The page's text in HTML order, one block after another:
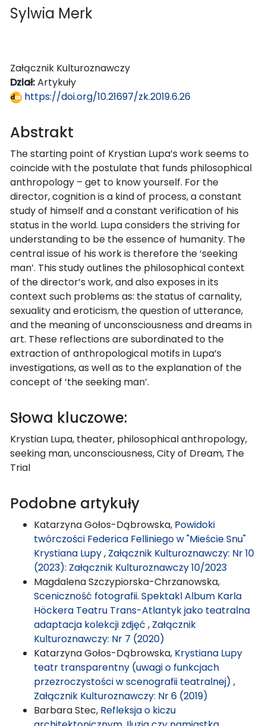
Sylwia Merk
Załącznik Kulturoznawczy
Dział:Artykuły
https://doi.org/10.21697/zk.2019.6.26
Abstrakt
The starting point of Krystian Lupa’s work seems to
coincide with the postulate that funds philosophical
anthropology – get to know yourself. For the
director, cognition is a kind of process, a constant
study of himself and a constant verification of his
status in the world. Lupa considers the striving for
understanding to be the essence of humanity. The
central issue of his work is therefore the ‘seeking
man’. This study outlines the philosophical context
of the director’s work, and also exposes in its
context such problems as: the status of carnality,
sexuality and eroticism, the question of utterance,
and the meaning of unconsciousness and dreams in
art. These reflections are subordinated to the
extraction of anthropological motifs in Lupa’s
investigations, as well as to the explanation of the
concept of ‘the seeking man’.
Słowa kluczowe:
Krystian Lupa, theater, philosophical anthropology,
seeking man, unconsciousness, City of Dream, The
Trial
Podobne artykuły
Katarzyna Gołos-Dąbrowska, Powidoki
twórczości Federica Felliniego w "Mieście Snu"
Krystiana Lupy, Załącznik Kulturoznawczy: Nr 10
(2023): Załącznik Kulturoznawczy 10/2023
Magdalena Szczypiorska-Chrzanowska,
Sceniczność fotografii. Spektakl Album Karla
Höckera Teatru Trans-Atlantyk jako teatralna
adaptacja kolekcji zdjęć , Załącznik
Kulturoznawczy: Nr 7 (2020)
Katarzyna Gołos-Dąbrowska, Krystiana Lupy
teatr transparentny (uwagi o funkcjach
przezroczystości w scenografii teatralnej) ,
Załącznik Kulturoznawczy: Nr 6 (2019)
Barbara Stec, Refleksja o kiczu